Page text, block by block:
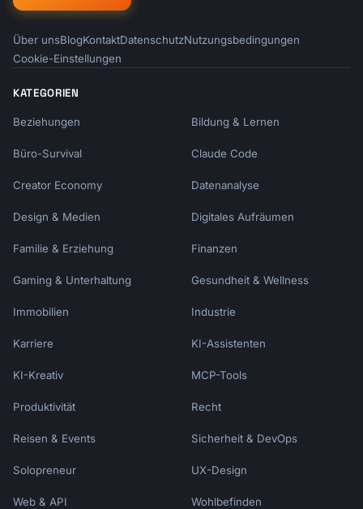
Über unsBlogKontaktDatenschutzNutzungsbedingungen
Cookie-Einstellungen
KATEGORIEN
Beziehungen Bildung & Lernen
Büro-Survival Claude Code
Creator Economy Datenanalyse
Design & Medien Digitales Aufräumen
Familie & Erziehung Finanzen
Gaming & Unterhaltung Gesundheit & Wellness
Immobilien Industrie
Karriere KI-Assistenten
KI-Kreativ MCP-Tools
Produktivität Recht
Reisen & Events Sicherheit & DevOps
Solopreneur UX-Design
Web & API Wohlbefinden